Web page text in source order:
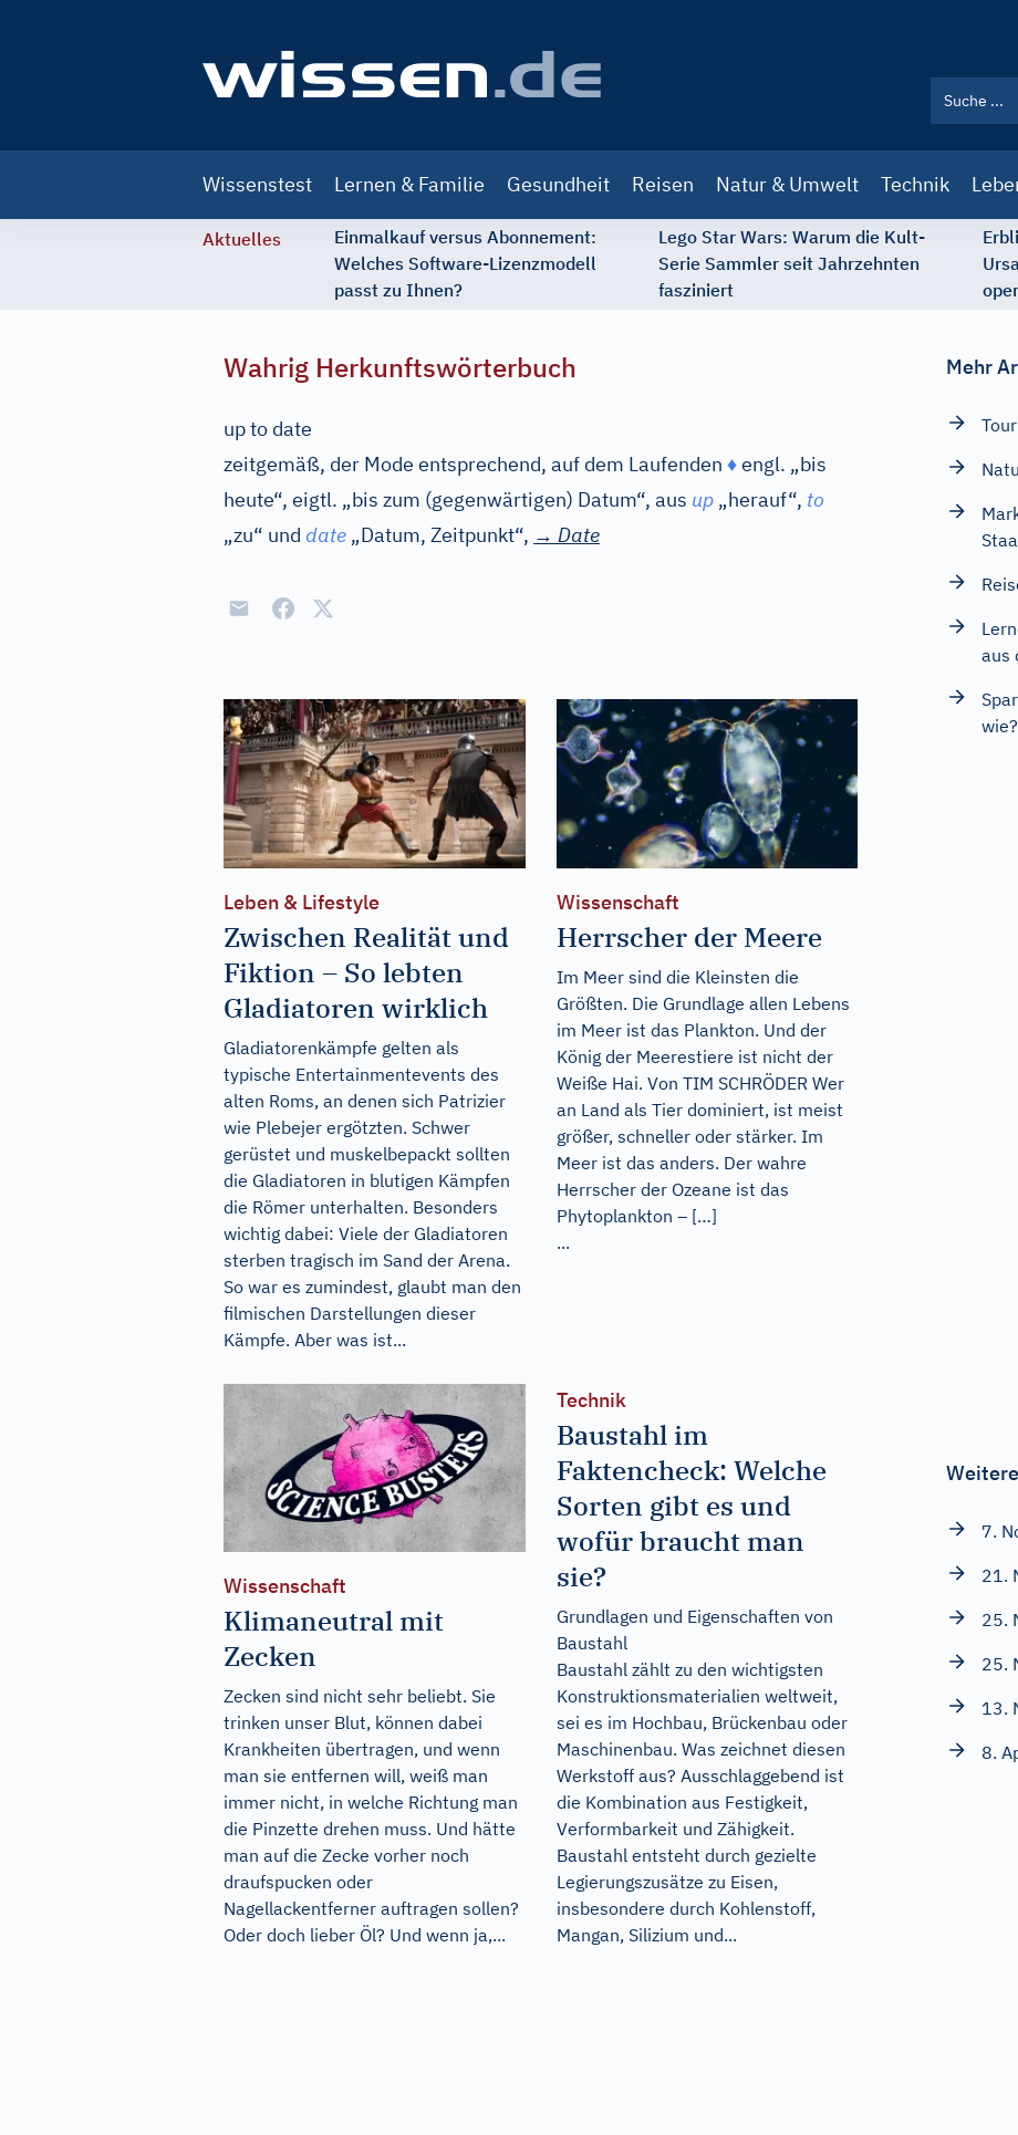
navigation
Wissenstest Lernen & Familie Gesundheit Reisen Natur & Umwelt Technik
Aktuelles
Einmalkauf versus Abonnement:
Welches Software-Lizenzmodell
passt zu Ihnen?
Lego Star Wars: Warum die Kult-
Serie Sammler seit Jahrzehnten
fasziniert
Wahrig Herkunftswörterbuch
up to date
zeitgemäß, der Mode entsprechend, auf dem Laufenden ♦engl. „bis
heute“, eigtl. „bis zum (gegenwärtigen) Datum“, aus up „herauf“, to
„zu“ und date „Datum, Zeitpunkt“, → Date
Leben & Lifestyle
Zwischen Realität und
Fiktion – So lebten
Gladiatoren wirklich
Gladiatorenkämpfe gelten als
typische Entertainmentevents des
alten Roms, an denen sich Patrizier
wie Plebejer ergötzten. Schwer
gerüstet und muskelbepackt sollten
die Gladiatoren in blutigen Kämpfen
die Römer unterhalten. Besonders
wichtig dabei: Viele der Gladiatoren
sterben tragisch im Sand der Arena.
So war es zumindest, glaubt man den
filmischen Darstellungen dieser
Kämpfe. Aber was ist...
Wissenschaft
Herrscher der Meere
Im Meer sind die Kleinsten die
Größten. Die Grundlage allen Lebens
im Meer ist das Plankton. Und der
König der Meerestiere ist nicht der
Weiße Hai. Von TIM SCHRÖDER Wer
an Land als Tier dominiert, ist meist
größer, schneller oder stärker. Im
Meer ist das anders. Der wahre
Herrscher der Ozeane ist das
Phytoplankton – […]
...
Wissenschaft
Klimaneutral mit
Zecken
Zecken sind nicht sehr beliebt. Sie
trinken unser Blut, können dabei
Krankheiten übertragen, und wenn
man sie entfernen will, weiß man
immer nicht, in welche Richtung man
die Pinzette drehen muss. Und hätte
man auf die Zecke vorher noch
draufspucken oder
Nagellackentferner auftragen sollen?
Oder doch lieber Öl? Und wenn ja,...
Technik
Baustahl im
Faktencheck: Welche
Sorten gibt es und
wofür braucht man
sie?
Grundlagen und Eigenschaften von
Baustahl
Baustahl zählt zu den wichtigsten
Konstruktionsmaterialien weltweit,
sei es im Hochbau, Brückenbau oder
Maschinenbau. Was zeichnet diesen
Werkstoff aus? Ausschlaggebend ist
die Kombination aus Festigkeit,
Verformbarkeit und Zähigkeit.
Baustahl entsteht durch gezielte
Legierungszusätze zu Eisen,
insbesondere durch Kohlenstoff,
Mangan, Silizium und...
Mehr
aus
wie?
7.
21.
25.
25.
13.
8.